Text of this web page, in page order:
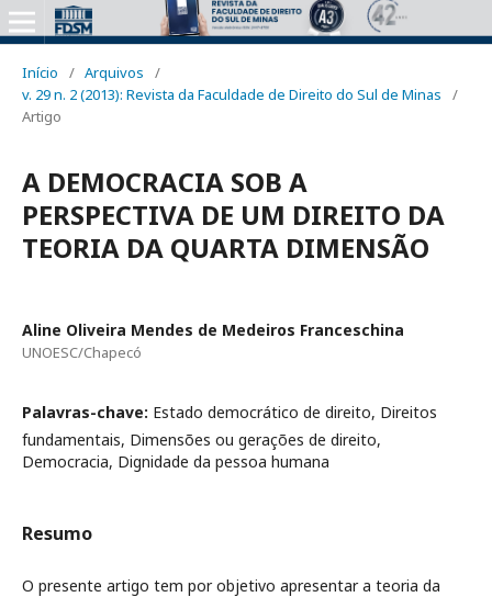
Início / Arquivos
/
v. 29 n. 2 (2013): Revista da Faculdade de Direito do Sul de Minas
/
Artigo
A DEMOCRACIA SOB A
PERSPECTIVA DE UM DIREITO DA
TEORIA DA QUARTA DIMENSÃO
Aline Oliveira Mendes de Medeiros Franceschina
UNOESC/Chapecó
Palavras-chave: Estado democrático de direito, Direitos
fundamentais, Dimensões ou gerações de direito,
Democracia, Dignidade da pessoa humana
Resumo
O presente artigo tem por objetivo apresentar a teoria da